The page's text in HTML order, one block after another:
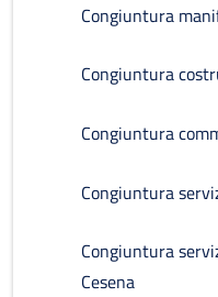
Congiuntura
Congiuntura
Congiuntura
Congiuntura
Congiuntura
Cesena